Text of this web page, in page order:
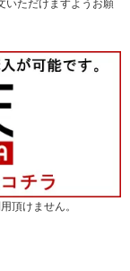
いただけますようお願
頂けません。